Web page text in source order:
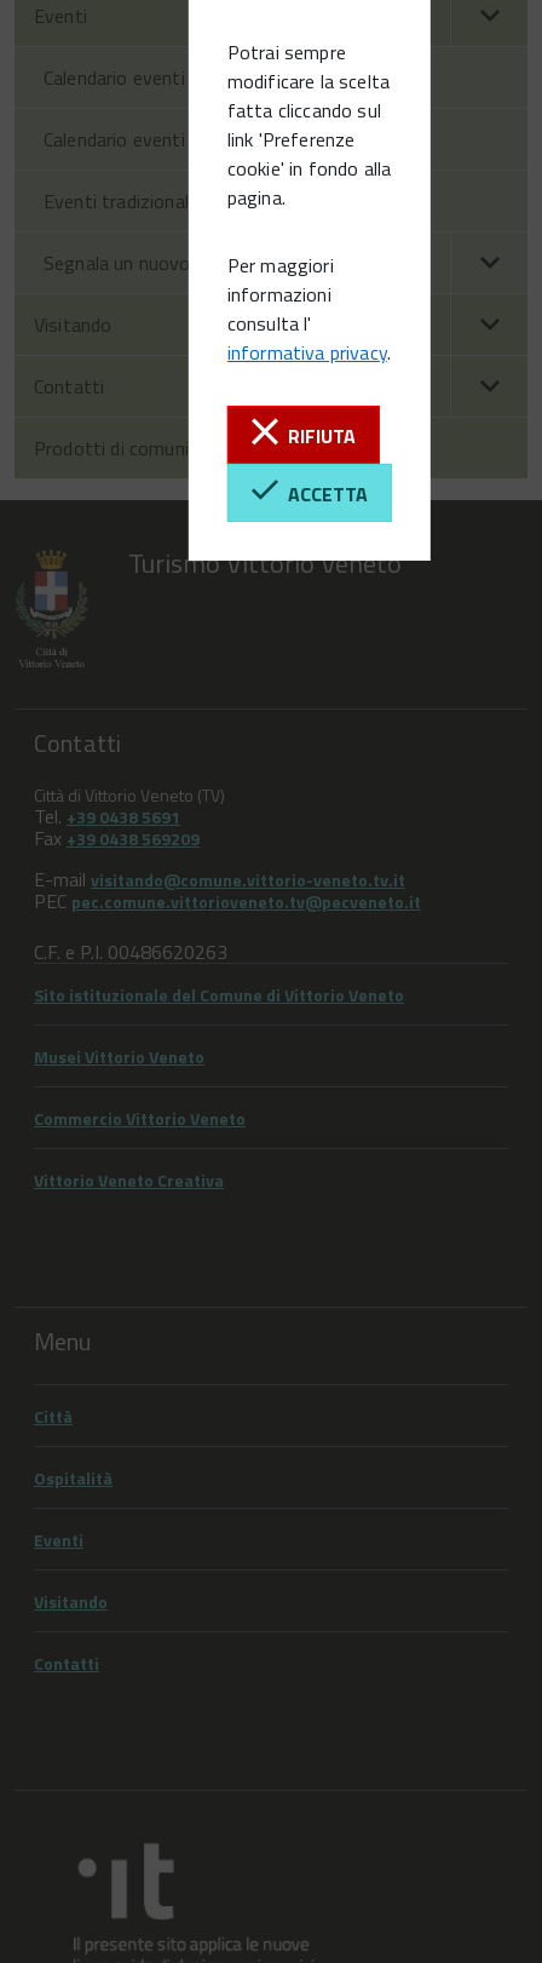
Potrai sempre
modificare la scelta
fatta cliccando sul
link 'Preferenze
cookie' in fondo alla
pagina.
Per maggiori
informazioni
consulta l'
informativa privacy.
RIFIUTA
ACCETTA
Eventi
Calendario eventi territorio
Calendario eventi Vittorio Veneto
Eventi tradizionali
Segnala un nuovo evento
Visitando
Contatti
Prodotti di comunicazione
Turismo Vittorio Veneto
Contatti
Città di Vittorio Veneto (TV)
Tel. +39 0438 5691
Fax +39 0438 569209
E-mail visitando@comune.vittorio-veneto.tv.it
PEC pec.comune.vittorioveneto.tv@pecveneto.it
C.F. e P.I. 00486620263
Sito istituzionale del Comune di Vittorio Veneto
Musei Vittorio Veneto
Commercio Vittorio Veneto
Vittorio Veneto Creativa
Menu
Città
Ospitalità
Eventi
Visitando
Contatti